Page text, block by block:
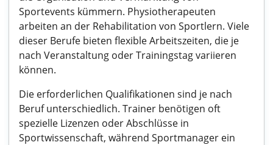
Sportevents kümmern. Physiotherapeuten
arbeiten an der Rehabilitation von Sportlern. Viele
dieser Berufe bieten flexible Arbeitszeiten, die je
nach Veranstaltung oder Trainingstag variieren
können.
Die erforderlichen Qualifikationen sind je nach
Beruf unterschiedlich. Trainer benötigen oft
spezielle Lizenzen oder Abschlüsse in
Sportwissenschaft, während Sportmanager ein